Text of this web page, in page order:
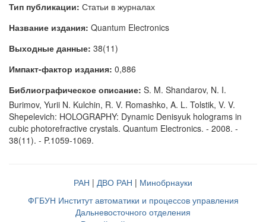
Тип публикации: Статьи в журналах
Название издания: Quantum Electronics
Выходные данные: 38(11)
Импакт-фактор издания: 0,886
Библиографическое описание: S. M. Shandarov, N. I.
Burimov, Yurii N. Kulchin, R. V. Romashko, A. L. Tolstik, V. V.
Shepelevich: HOLOGRAPHY: Dynamic Denisyuk holograms in
cubic photorefractive crystals. Quantum Electronics. - 2008. -
38(11). - P.1059-1069.
РАН | ДВО РАН | Минобрнауки
ФГБУН Институт автоматики и процессов управления
Дальневосточного отделения